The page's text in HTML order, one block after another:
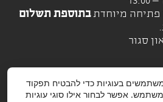
פתיחה מיוחדתבתוספת תשלום
בעוגיות כדי להבטיח תפקוד
אפשר לבחור אילו סוגי עוגיות